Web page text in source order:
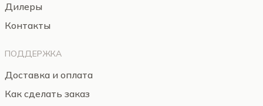
Дилеры
Контакты
ПОДДЕРЖКА
Доставка и оплата
Как сделать заказ